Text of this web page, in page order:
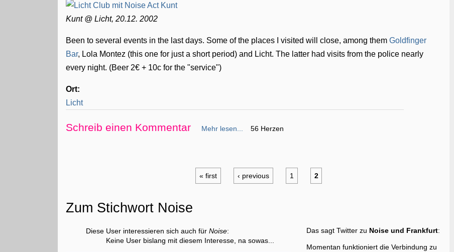
Kunt @ Licht, 20.12. 2002
Been to several events in the last days. Some of the places I visited will close, among themGoldfinger
Bar, Lola Montez (this one for just a short period) and Licht. The latter had visits from the police nearly
every night. (Beer 2€ + 10c for the "service")
Ort:
Licht
Schreib einen Kommentar Mehr lesen... 56 Herzen
« first ‹ previous 1 2
Zum Stichwort Noise
Diese User interessieren sich auch fürNoise:
Keine User bislang mit diesem Interesse, na sowas...
Das sagt Twitter zu Noise und Frankfurt:
Momentan funktioniert die Verbindung zu